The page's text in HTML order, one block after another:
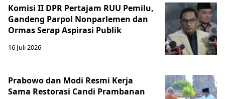
Komisi II DPR Pertajam RUU Pemilu,
Gandeng Parpol Nonparlemen dan
Ormas Serap Aspirasi Publik
16 Juli 2026
Prabowo dan Modi Resmi Kerja
Sama Restorasi Candi Prambanan